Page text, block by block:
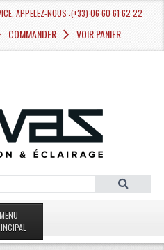
APPELEZ-NOUS :(+33) 06 60 61 62 22
COMMANDER VOIR PANIER
MENU